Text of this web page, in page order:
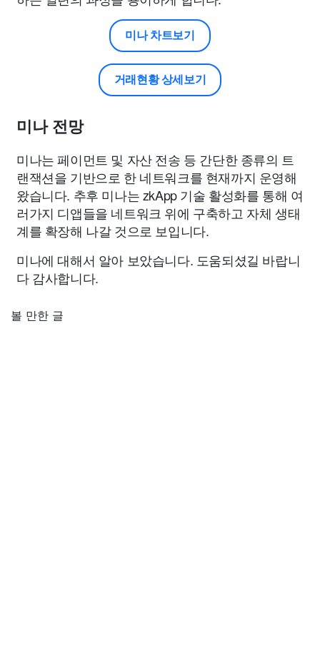
미나 차트보기
거래현황 상세보기
미나 전망
미나는 페이먼트 및 자산 전송 등 간단한 종류의 트
랜잭션을 기반으로 한 네트워크를 현재까지 운영해
왔습니다. 추후 미나는 zkApp 기술 활성화를 통해 여
러가지 디앱들을 네트워크 위에 구축하고 자체 생태
계를 확장해 나갈 것으로 보입니다.
미나에 대해서 알아 보았습니다. 도움되셨길 바랍니
다 감사합니다.
볼 만한 글